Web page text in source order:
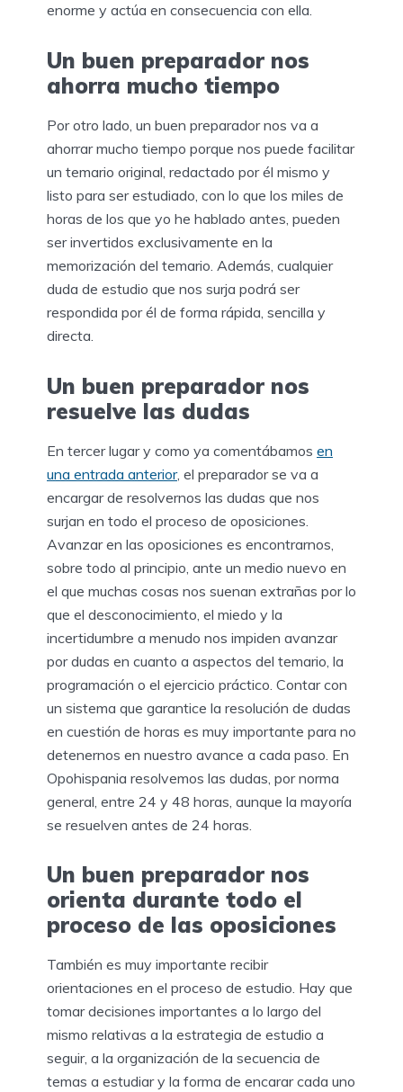
enorme y actúa en consecuencia con ella.
Un buen preparador nos
ahorra mucho tiempo
Por otro lado, un buen preparador nos va a
ahorrar mucho tiempo porque nos puede facilitar
un temario original, redactado por él mismo y
listo para ser estudiado, con lo que los miles de
horas de los que yo he hablado antes, pueden
ser invertidos exclusivamente en la
memorización del temario. Además, cualquier
duda de estudio que nos surja podrá ser
respondida por él de forma rápida, sencilla y
directa.
Un buen preparador nos
resuelve las dudas
En tercer lugar y como ya comentábamos en
una entrada anterior, el preparador se va a
encargar de resolvernos las dudas que nos
surjan en todo el proceso de oposiciones.
Avanzar en las oposiciones es encontrarnos,
sobre todo al principio, ante un medio nuevo en
el que muchas cosas nos suenan extrañas por lo
que el desconocimiento, el miedo y la
incertidumbre a menudo nos impiden avanzar
por dudas en cuanto a aspectos del temario, la
programación o el ejercicio práctico. Contar con
un sistema que garantice la resolución de dudas
en cuestión de horas es muy importante para no
detenernos en nuestro avance a cada paso. En
Opohispania resolvemos las dudas, por norma
general, entre 24 y 48 horas, aunque la mayoría
se resuelven antes de 24 horas.
Un buen preparador nos
orienta durante todo el
proceso de las oposiciones
También es muy importante recibir
orientaciones en el proceso de estudio. Hay que
tomar decisiones importantes a lo largo del
mismo relativas a la estrategia de estudio a
seguir, a la organización de la secuencia de
temas a estudiar y la forma de encarar cada uno